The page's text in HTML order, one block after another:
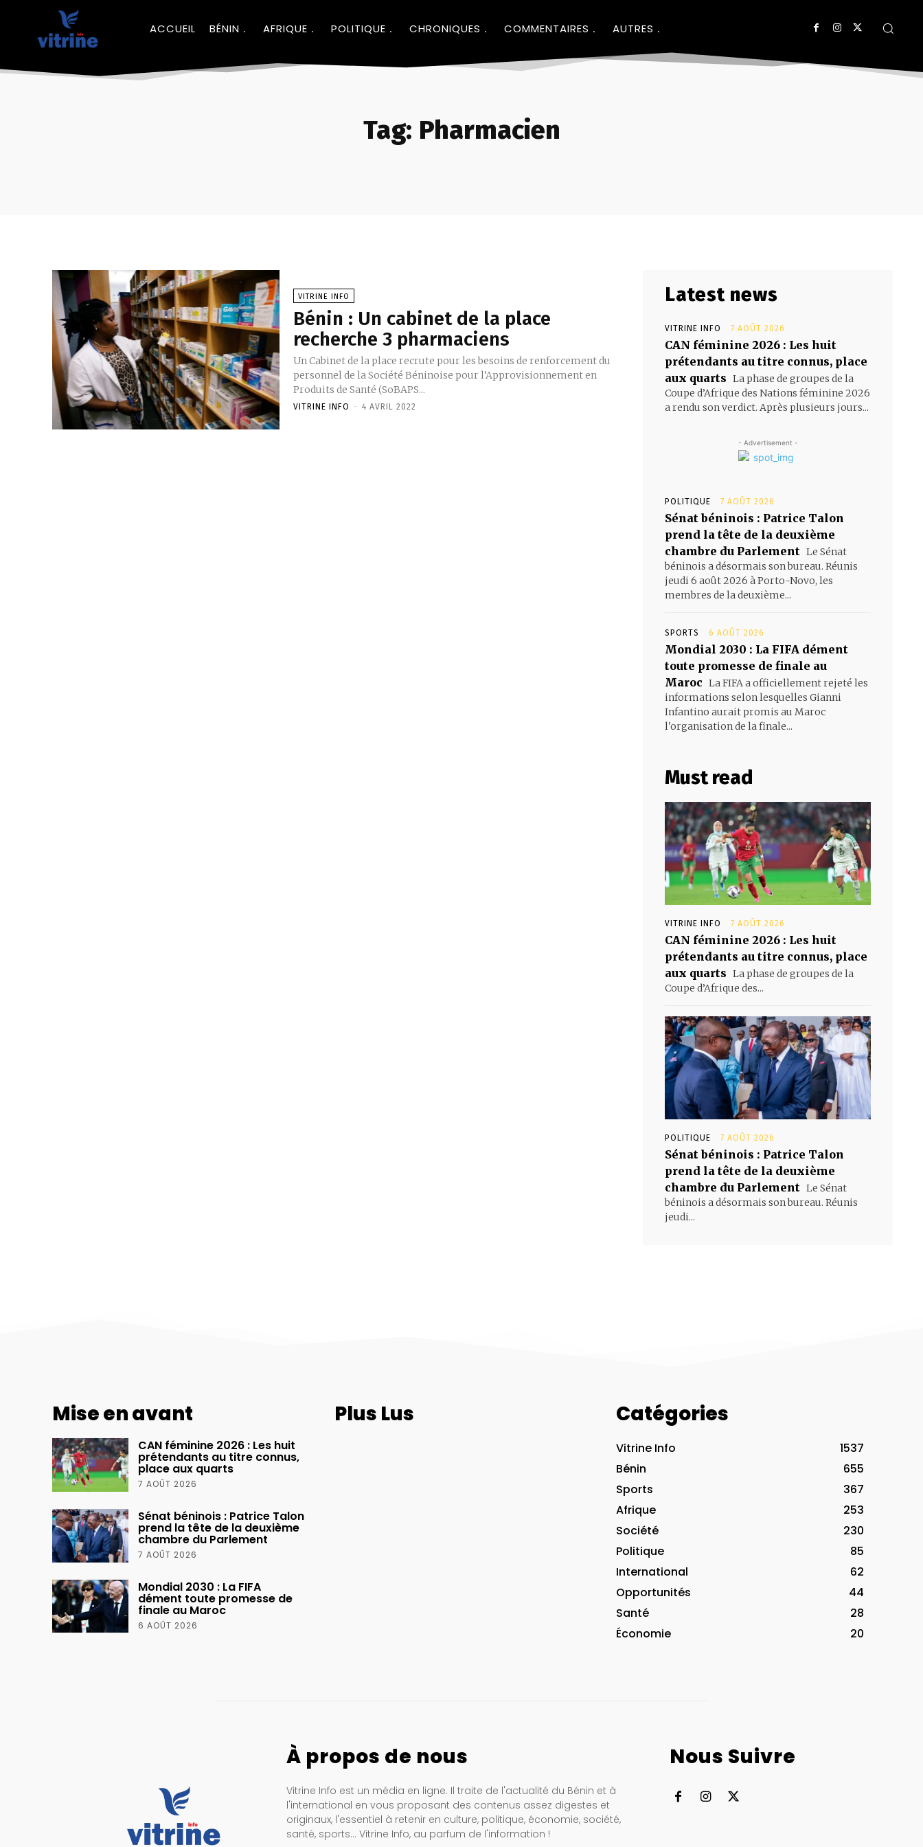
ACCUEIL BÉNIN AFRIQUE POLITIQUE CHRONIQUES COMMENTAIRES AUTRES
Tag: Pharmacien
VITRINE INFO
Bénin : Un cabinet de la place
recherche 3 pharmaciens
Un Cabinet de la place recrute pour les besoins de renforcement du
personnel de la Société Béninoise pour l’Approvisionnement en
Produits de Santé (SoBAPS...
VITRINE INFO - 4 AVRIL 2022
Latest news
VITRINE INFO 7 AOÛT 2026
CAN féminine 2026 : Les huit
prétendants au titre connus, place
aux quarts La phase de groupes de la
Coupe d’Afrique des Nations féminine 2026
a rendu son verdict. Après plusieurs jours...
- Advertisement -
POLITIQUE 7 AOÛT 2026
Sénat béninois : Patrice Talon
prend la tête de la deuxième
chambre du Parlement Le Sénat
béninois a désormais son bureau. Réunis
jeudi 6 août 2026 à Porto-Novo, les
membres de la deuxième...
SPORTS 6 AOÛT 2026
Mondial 2030 : La FIFA dément
toute promesse de finale au
Maroc La FIFA a officiellement rejeté les
informations selon lesquelles Gianni
Infantino aurait promis au Maroc
l'organisation de la finale...
Must read
VITRINE INFO 7 AOÛT 2026
CAN féminine 2026 : Les huit
prétendants au titre connus, place
aux quarts La phase de groupes de la
Coupe d’Afrique des...
POLITIQUE 7 AOÛT 2026
Sénat béninois : Patrice Talon
prend la tête de la deuxième
chambre du Parlement Le Sénat
béninois a désormais son bureau. Réunis
jeudi...
Mise en avant
CAN féminine 2026 : Les huit
prétendants au titre connus,
place aux quarts
7 AOÛT 2026
Sénat béninois : Patrice Talon
prend la tête de la deuxième
chambre du Parlement
7 AOÛT 2026
Mondial 2030 : La FIFA
dément toute promesse de
finale au Maroc
6 AOÛT 2026
Plus Lus Catégories
Vitrine Info
1537
Bénin
655
Sports
367
Afrique
253
Société
230
Politique
85
International
62
Opportunités
44
Santé
28
Économie
20
À propos de nous
Vitrine Info est un média en ligne. Il traite de l'actualité du Bénin et à
l'international en vous proposant des contenus assez digestes et
originaux, l'essentiel à retenir en culture, politique, économie, société,
santé, sports… Vitrine Info, au parfum de l'information !
Nous Suivre